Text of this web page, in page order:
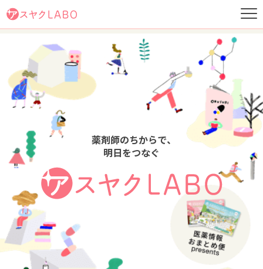
薬剤師のちからで、
明日をつなぐ